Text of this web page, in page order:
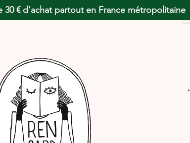
30 € d’achat partout en France métropolitaine